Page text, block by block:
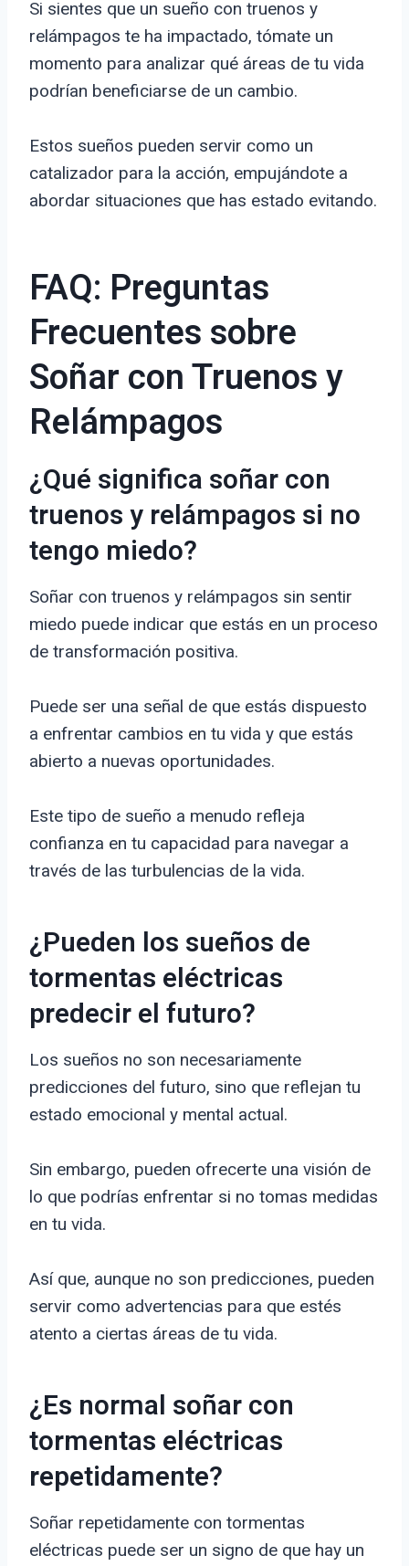
Si sientes que un sueño con truenos y
relámpagos te ha impactado, tómate un
momento para analizar qué áreas de tu vida
podrían beneficiarse de un cambio.
Estos sueños pueden servir como un
catalizador para la acción, empujándote a
abordar situaciones que has estado evitando.
FAQ: Preguntas
Frecuentes sobre
Soñar con Truenos y
Relámpagos
¿Qué significa soñar con
truenos y relámpagos si no
tengo miedo?
Soñar con truenos y relámpagos sin sentir
miedo puede indicar que estás en un proceso
de transformación positiva.
Puede ser una señal de que estás dispuesto
a enfrentar cambios en tu vida y que estás
abierto a nuevas oportunidades.
Este tipo de sueño a menudo refleja
confianza en tu capacidad para navegar a
través de las turbulencias de la vida.
¿Pueden los sueños de
tormentas eléctricas
predecir el futuro?
Los sueños no son necesariamente
predicciones del futuro, sino que reflejan tu
estado emocional y mental actual.
Sin embargo, pueden ofrecerte una visión de
lo que podrías enfrentar si no tomas medidas
en tu vida.
Así que, aunque no son predicciones, pueden
servir como advertencias para que estés
atento a ciertas áreas de tu vida.
¿Es normal soñar con
tormentas eléctricas
repetidamente?
Soñar repetidamente con tormentas
eléctricas puede ser un signo de que hay un